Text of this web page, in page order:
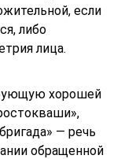
если
либо
лица.
хорошей
— речь
обращенной